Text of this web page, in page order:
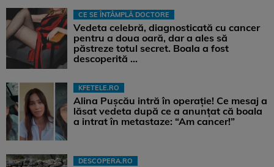
CE SE ÎNTÂMPLĂ DOCTORE
Vedeta celebră, diagnosticată cu cancer
pentru a doua oară, dar a ales să
păstreze totul secret. Boala a fost
descoperită ...
KFETELE.RO
Alina Pușcău intră în operație! Ce mesaj a
lăsat vedeta după ce a anunțat că boala
a intrat în metastaze: “Am cancer!”
DESCOPERA.RO